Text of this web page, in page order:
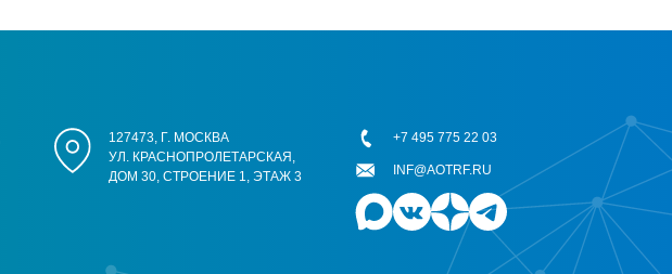
127473, Г. МОСКВА
УЛ. КРАСНОПРОЛЕТАРСКАЯ,
ДОМ 30, СТРОЕНИЕ 1, ЭТАЖ 3
+7 495 775 22 03
INF@AOTRF.RU